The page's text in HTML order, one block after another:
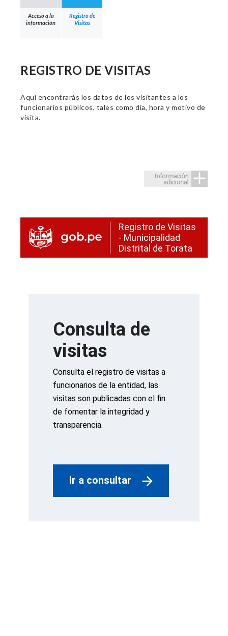
Acceso a la
información
Registro de
Visitas
REGISTRO DE VISITAS
Aquí encontrarás los datos de los visitantes a los
funcionarios públicos, tales como día, hora y motivo de
visita.